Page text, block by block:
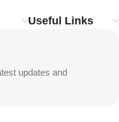
Useful Links
updates and